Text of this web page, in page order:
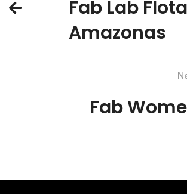
Fab Lab
Amazonas
Fab